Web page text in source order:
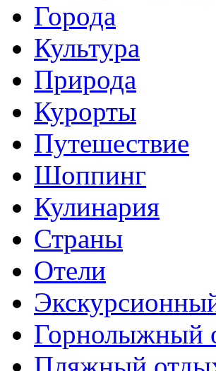
Города
Культура
Природа
Курорты
Путешествие
Шоппинг
Кулинария
Страны
Отели
Горнолыжный